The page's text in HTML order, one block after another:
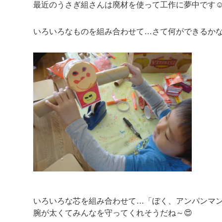
最近のうさぎ組さんは廃材を使って工作に夢中です☺
いろいろなものを組み合わせて…さて何ができるか
いろいろな芯を組み合わせて…「ぼく、アンパンマ
腕が太くてみんなを守ってくれそうだね～😍